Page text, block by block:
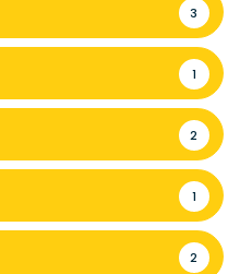
3
1
2
1
2